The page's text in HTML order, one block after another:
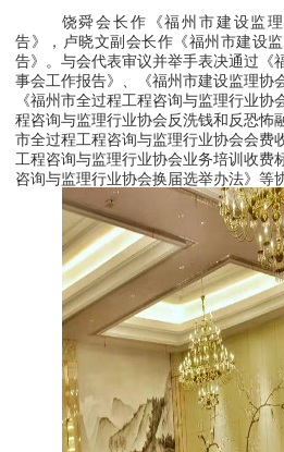
饶舜会长作《福州市建设监
告》，卢晓文副会长作《福州市建设
告》。与会代表审议并举手表决通过《
事会工作报告》、《福州市建设监理协
《福州市全过程工程咨询与监理行业
程咨询与监理行业协会反洗钱和反恐怖
市全过程工程咨询与监理行业协会会费
工程咨询与监理行业协会业务培训收费
咨询与监理行业协会换届选举办法》等